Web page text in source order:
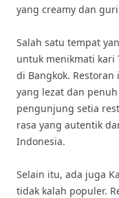
yang creamy dan
Salah satu tempat
untuk menikmati kari
di Bangkok.
yang lezat dan
pengunjung setia
rasa yang autentik
Indonesia.
Selain itu, ada juga
tidak kalah populer.